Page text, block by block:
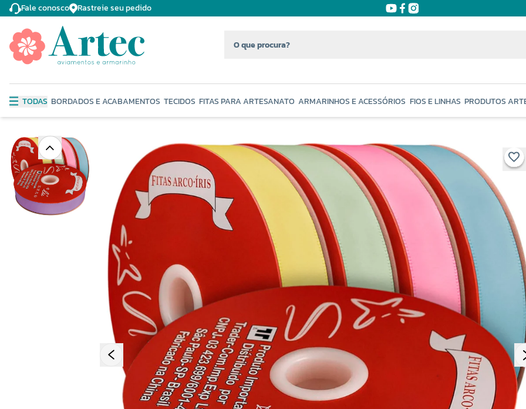
Fale conosco Rastreie seu pedido
TODAS BORDADOS E ACABAMENTOS TECIDOS FITAS PARA ARTESANATO ARMARINHOS E ACESSÓRIOS FIOS E LINHAS PRODUTOS